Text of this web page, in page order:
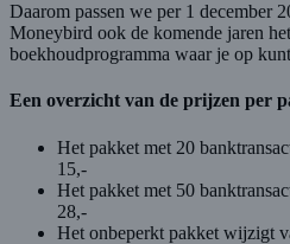
Daarom passen we per 1 december
Moneybird ook de komende jaren
boekhoudprogramma waar je op
Een overzicht van de prijzen per
Het pakket met 20
15,-
Het pakket met 50
28,-
Het onbeperkt pakket wijzigt